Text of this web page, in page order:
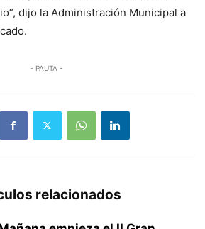
dijo la Administración Municipal a
- PAUTA -
relacionados